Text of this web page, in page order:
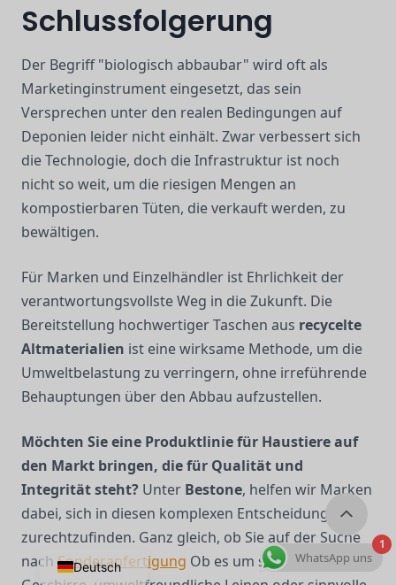
Schlussfolgerung
Der Begriff "biologisch abbaubar" wird oft als
Marketinginstrument eingesetzt, das sein
Versprechen unter den realen Bedingungen auf
Deponien leider nicht einhält. Zwar verbessert sich
die Technologie, doch die Infrastruktur ist noch
nicht so weit, um die riesigen Mengen an
kompostierbaren Tüten, die verkauft werden, zu
bewältigen.
Für Marken und Einzelhändler ist Ehrlichkeit der
verantwortungsvollste Weg in die Zukunft. Die
Bereitstellung hochwertiger Taschen aus recycelte
Altmaterialien ist eine wirksame Methode, um die
Umweltbelastung zu verringern, ohne irreführende
Behauptungen über den Abbau aufzustellen.
Möchten Sie eine Produktlinie für Haustiere auf
den Markt bringen, die für Qualität und
Integrität steht? Unter Bestone, helfen wir Marken
dabei, sich in diesen komplexen Entscheidungen
zurechtzufinden. Ganz gleich, ob Sie auf der Suche
nach Sonderanfertigung Ob es um strapazierfähige
1
WhatsApp uns
Deutsch